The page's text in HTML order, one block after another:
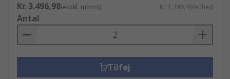
Kr. 3.496,98(ekskl. moms) Kr. 1.748,49/enhed
Antal
Tilføj